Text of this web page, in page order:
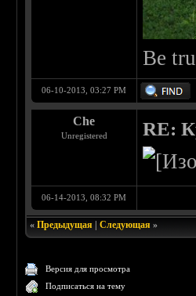
Be
06-10-2013, 03:27 PM
Che
Unregistered RE:
06-14-2013, 08:32 PM
«Предыдущая |Следующая »
Версия для просмотра
Подписаться на тему